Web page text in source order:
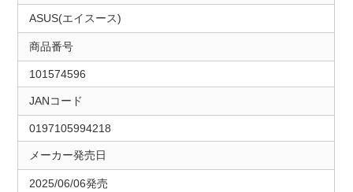
ASUS(エイスース)
商品番号
101574596
JANコード
0197105994218
メーカー発売日
2025/06/06発売